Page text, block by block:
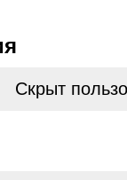
Скрыт